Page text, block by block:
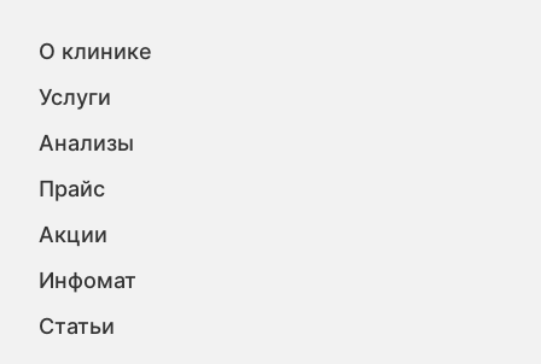
О клинике
Услуги
Анализы
Прайс
Акции
Инфомат
Статьи